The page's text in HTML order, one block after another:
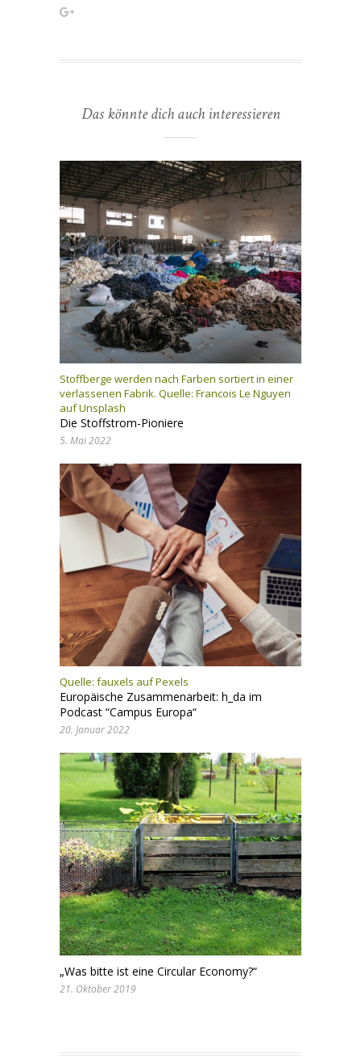
Das könnte dich auch interessieren
Stoffberge werden nach Farben sortiert in einer
verlassenen Fabrik. Quelle: Francois Le Nguyen
auf Unsplash
Die Stoffstrom-Pioniere
5. Mai 2022
Quelle: fauxels auf Pexels
Europäische Zusammenarbeit: h_da im
Podcast “Campus Europa“
20. Januar 2022
„Was bitte ist eine Circular Economy?“
21. Oktober 2019